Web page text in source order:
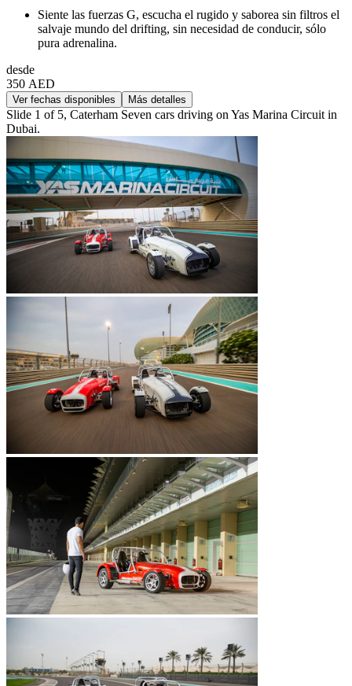
Siente las fuerzas G, escucha el rugido y saborea sin filtros el
salvaje mundo del drifting, sin necesidad de conducir, sólo
pura adrenalina.
desde
350 AED
Ver fechas disponibles Más detalles
Slide 1 of 5, Caterham Seven cars driving on Yas Marina Circuit in
Dubai.